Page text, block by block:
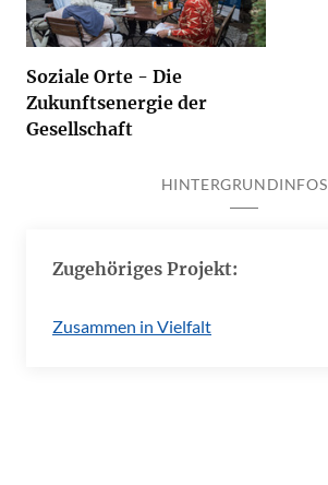
Soziale Orte - Die
Zukunftsenergie der
Gesellschaft
HINTERGRUNDINFOS
Zugehöriges Projekt:
Zusammen in Vielfalt